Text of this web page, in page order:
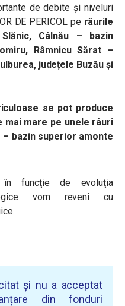
de debite şi niveluri
DE PERICOL pe râurile
Câlnău – bazin
Râmnicu Sărat –
județele Buzău și
se pot produce
mai mare pe unele râuri
bazin superior amonte
în funcţie de evoluţia
vom reveni cu
și nu a acceptat
din fonduri